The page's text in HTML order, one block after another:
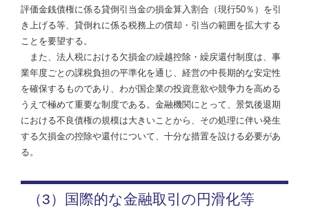
評価金銭債権に係る貸倒引当金の損金算入割合（現行50％）を引
き上げる等、貸倒れに係る税務上の償却・引当の範囲を拡大する
ことを要望する。
また、法人税における欠損金の繰越控除・繰戻還付制度は、事
業年度ごとの課税負担の平準化を通じ、経営の中長期的な安定性
を確保するものであり、わが国企業の投資意欲や競争力を高める
うえで極めて重要な制度である。金融機関にとって、景気後退期
における不良債権の規模は大きいことから、その処理に伴い発生
する欠損金の控除や還付について、十分な措置を設ける必要があ
る。
（3）国際的な金融取引の円滑化等